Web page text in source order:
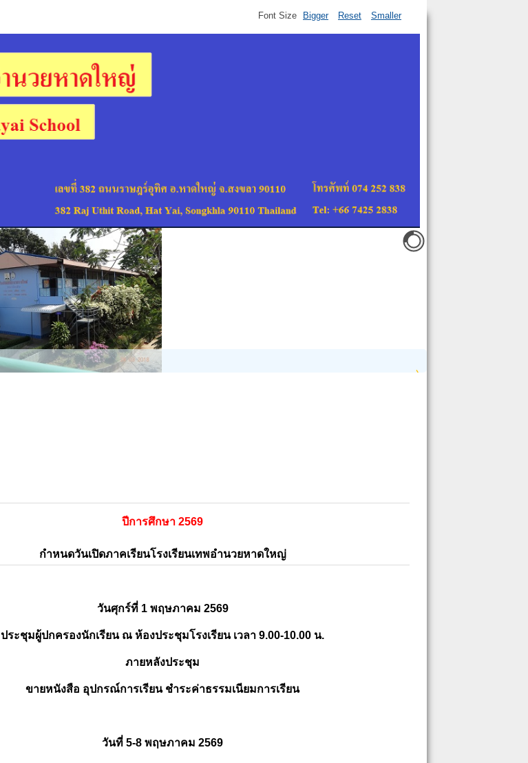
Font Size Bigger Reset Smaller
ปีการศึกษา 2569
กำหนดวันเปิดภาคเรียนโรงเรียนเทพอำนวยหาดใหญ่
วันศุกร์ที่ 1 พฤษภาคม 2569
ประชุมผู้ปกครองนักเรียน ณ ห้องประชุมโรงเรียน เวลา 9.00-10.00 น.
ภายหลังประชุม
ขายหนังสือ อุปกรณ์การเรียน ชำระค่าธรรมเนียมการเรียน
วันที่ 5-8 พฤษภาคม 2569